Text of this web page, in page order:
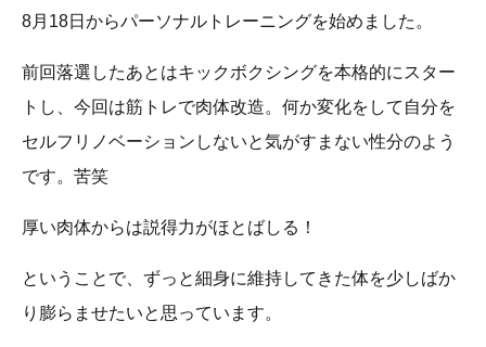
8月18日からパーソナルトレーニングを始めました。
前回落選したあとはキックボクシングを本格的にスター
トし、今回は筋トレで肉体改造。何か変化をして自分を
セルフリノベーションしないと気がすまない性分のよう
です。苦笑
厚い肉体からは説得力がほとばしる！
ということで、ずっと細身に維持してきた体を少しばか
り膨らませたいと思っています。